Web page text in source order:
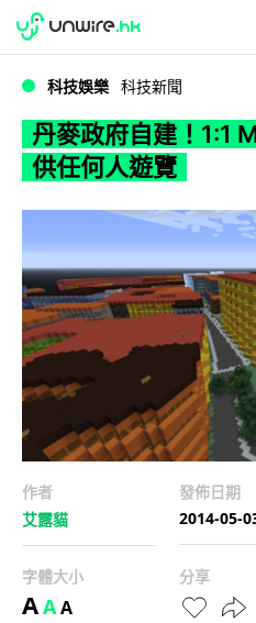
WWDC 2026
科技娛樂 科技新聞
丹麥政府自建！1:1
供任何人遊覽
作者
艾露貓
發佈日期
2014-05-
字體大小
AAA
分享